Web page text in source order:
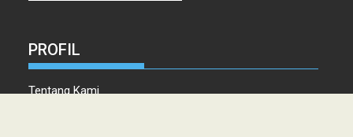
PROFIL
Tentang Kami